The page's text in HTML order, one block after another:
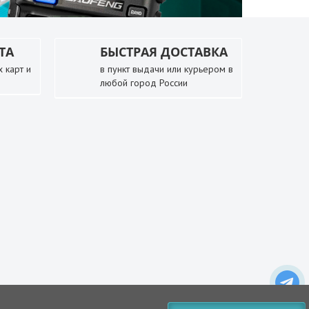
карт и
БЫСТРАЯ ДОСТАВКА
в пункт выдачи или курьером в
любой город России